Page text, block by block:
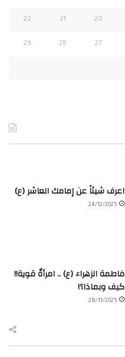
20
21
22
27
28
29
اعرف شيئاً عن إمامك العاشر (ع)
24/12/2025
فاطمة الزهراء (ع) .. امرأةٌ قوية!!
كيف وبماذا؟!
28/11/2025